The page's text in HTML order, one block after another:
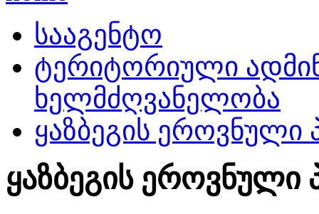
სააგენტო
ტერიტორიული
ხელმძღვანელობა
ყაზბეგის
ყაზბეგის